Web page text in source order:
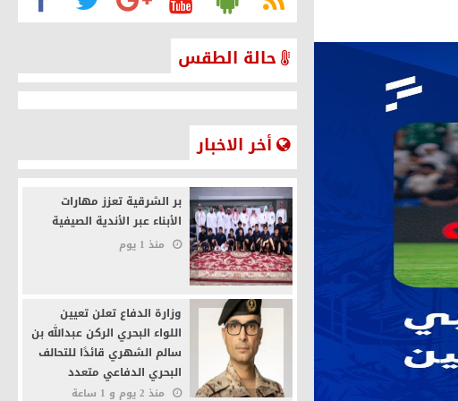
حالة الطقس
حالة الطقس في الرياض
أخر الاخبار
بر الشرقية تعزز مهارات
الأبناء عبر الأندية الصيفية
منذ 1 يوم
وزارة الدفاع تعلن تعيين
اللواء البحري الركن عبدالله بن
سالم الشهري قائدًا للتحالف
البحري الدفاعي متعدد
الجنسيات
منذ 2 يوم و 1 ساعة